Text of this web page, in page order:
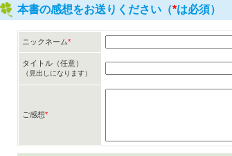
本書の感想をお送りください（*は必須）
ニックネーム*
タイトル（任意）
（見出しになります）
ご感想*